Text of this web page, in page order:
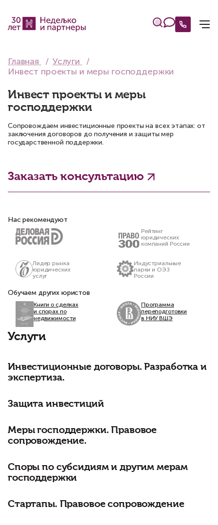
Главная
Услуги
Инвест проекты и меры господдержки
Инвест проекты и меры
господдержки
Сопровождаем инвестиционные проекты на всех этапах: от
заключения договоров до получения и защиты мер
государственной поддержки.
Заказать консультацию
Нас рекомендуют
Рейтинг
юридических
компаний России
Лидер рынка
юридических
услуг
Индустриальные
парки и ОЭЗ
России
Обучаем других юристов
Книги о сделках
и спорах по
недвижимости
Программа
переподготовки
в НИУ ВШЭ
Услуги
Инвестиционные договоры. Разработка и
экспертиза.
Защита инвестиций
Меры господдержки. Правовое
сопровождение.
Споры по субсидиям и другим мерам
господдержки
Стартапы. Правовое сопровождение